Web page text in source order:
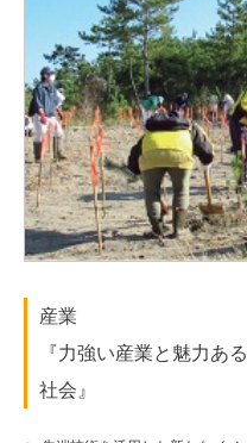
産業
『力強い産業と魅力あ
社会』